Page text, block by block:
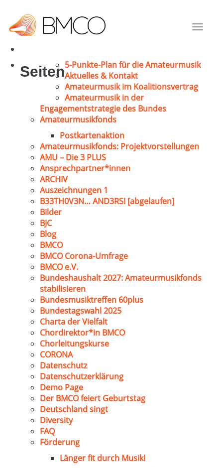
Toggle
Lüneburg
1971
Seiten5-Punkte-Plan für die Amateurmusik
Aktuelles & Kontakt
Amateurmusik im Koalitionsvertrag
Amateurmusik in der
Engagementstrategie des Bundes
Amateurmusikfonds
Postkartenaktion
Amateurmusikfonds: Projektvorstellungen
AMU – Die 3 PLUS
Ansprechpartner*innen
ARCHIV
Auszeichnungen 1
B33TH0V3N… AND3RS! [abgelaufen]
Bilder
BJC
Blog
BMCO
BMCO Corona-Umfrage
BMCO e.V.
Bundeshaushalt 2027: Amateurmusikfonds
stabilisieren
Bundesmusiktreffen 60plus
Bundestagswahl 2025
Charta der Vielfalt
Chordirektor*in BMCO
Chorleitungskurse
CORONA
Datenschutz
Datenschutzerklärung
Demo Page
Der BMCO feiert Geburtstag
Deutschland singt
Diversity
FAQ
Förderung
Länger fit durch Musik!